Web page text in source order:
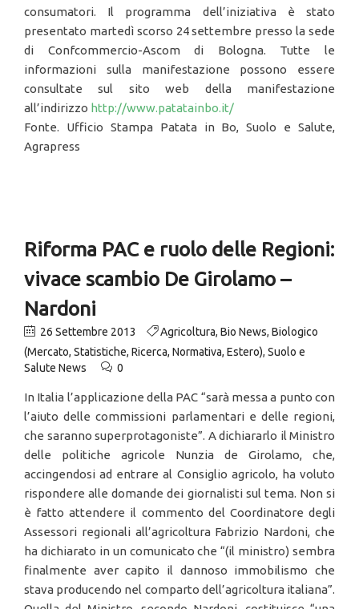
consumatori. Il programma dell’iniziativa è stato
presentato martedì scorso 24 settembre presso la sede
di Confcommercio-Ascom di Bologna. Tutte le
informazioni sulla manifestazione possono essere
consultate sul sito web della manifestazione
all’indirizzo http://www.patatainbo.it/
Fonte. Ufficio Stampa Patata in Bo, Suolo e Salute,
Agrapress
Riforma PAC e ruolo delle Regioni:
vivace scambio De Girolamo –
Nardoni
26 Settembre 2013 Agricoltura, Bio News, Biologico
(Mercato, Statistiche, Ricerca, Normativa, Estero), Suolo e
Salute News
0
In Italia l’applicazione della PAC “sarà messa a punto con
l’aiuto delle commissioni parlamentari e delle regioni,
che saranno superprotagoniste”. A dichiararlo il Ministro
delle politiche agricole Nunzia de Girolamo, che,
accingendosi ad entrare al Consiglio agricolo, ha voluto
rispondere alle domande dei giornalisti sul tema. Non si
è fatto attendere il commento del Coordinatore degli
Assessori regionali all’agricoltura Fabrizio Nardoni, che
ha dichiarato in un comunicato che “(il ministro) sembra
finalmente aver capito il dannoso immobilismo che
stava producendo nel comparto dell’agricoltura italiana”.